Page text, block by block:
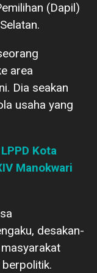
(Dapil)
area
Dia seakan
usaha yang
Kota
Manokwari
desakan-
berpolitik.